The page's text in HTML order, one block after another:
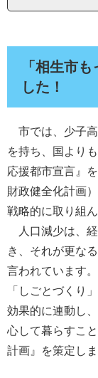
「相生市
した！
市では、少子高
を持ち、国より
応援都市宣言』
財政健全化計画
戦略的に取り組ん
人口減少は、経
き、それが更な
言われています
「しごとづくり
効果的に連動し
心して暮らすこ
計画』を策定しま